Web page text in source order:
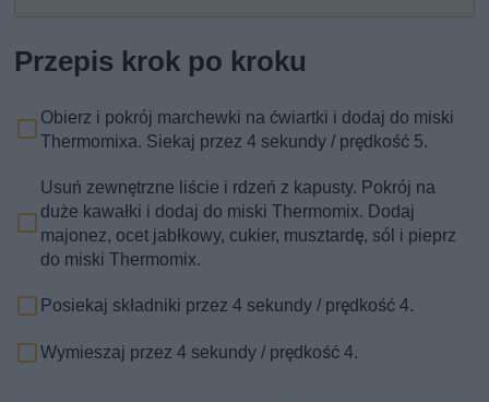
Przepis krok po kroku
Obierz i pokrój marchewki na ćwiartki i dodaj do miski
Thermomixa. Siekaj przez 4 sekundy / prędkość 5.
Usuń zewnętrzne liście i rdzeń z kapusty. Pokrój na
duże kawałki i dodaj do miski Thermomix. Dodaj
majonez, ocet jabłkowy, cukier, musztardę, sól i pieprz
do miski Thermomix.
Posiekaj składniki przez 4 sekundy / prędkość 4.
Wymieszaj przez 4 sekundy / prędkość 4.